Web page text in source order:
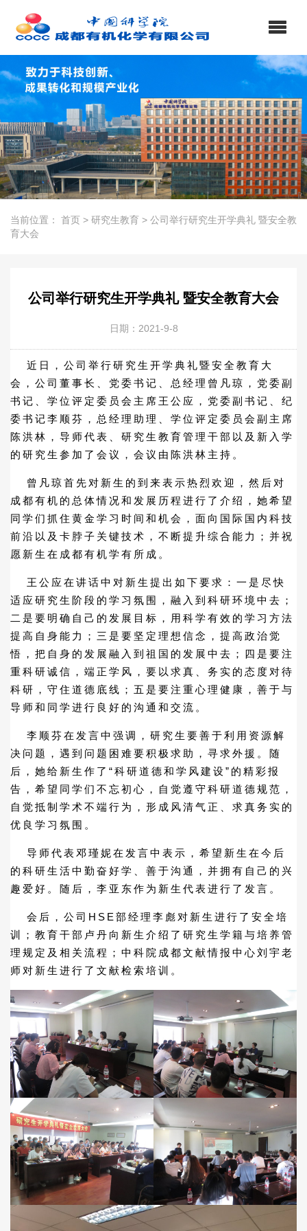
当前位置： 首页 > 研究生教育 > 公司举行研究生开学典礼 暨安全教
育大会
公司举行研究生开学典礼 暨安全教育大会
日期：2021-9-8
近日，公司举行研究生开学典礼暨安全教育大
会，公司董事长、党委书记、总经理曾凡琼，党委副
书记、学位评定委员会主席王公应，党委副书记、纪
委书记李顺芬，总经理助理、学位评定委员会副主席
陈洪林，导师代表、研究生教育管理干部以及新入学
的研究生参加了会议，会议由陈洪林主持。
曾凡琼首先对新生的到来表示热烈欢迎，然后对
成都有机的总体情况和发展历程进行了介绍，她希望
同学们抓住黄金学习时间和机会，面向国际国内科技
前沿以及卡脖子关键技术，不断提升综合能力；并祝
愿新生在成都有机学有所成。
王公应在讲话中对新生提出如下要求：一是尽快
适应研究生阶段的学习氛围，融入到科研环境中去；
二是要明确自己的发展目标，用科学有效的学习方法
提高自身能力；三是要坚定理想信念，提高政治觉
悟，把自身的发展融入到祖国的发展中去；四是要注
重科研诚信，端正学风，要以求真、务实的态度对待
科研，守住道德底线；五是要注重心理健康，善于与
导师和同学进行良好的沟通和交流。
李顺芬在发言中强调，研究生要善于利用资源解
决问题，遇到问题困难要积极求助，寻求外援。随
后，她给新生作了“科研道德和学风建设”的精彩报
告，希望同学们不忘初心，自觉遵守科研道德规范，
自觉抵制学术不端行为，形成风清气正、求真务实的
优良学习氛围。
导师代表邓瑾妮在发言中表示，希望新生在今后
的科研生活中勤奋好学、善于沟通，并拥有自己的兴
趣爱好。随后，李亚东作为新生代表进行了发言。
会后，公司HSE部经理李彪对新生进行了安全培
训；教育干部卢丹向新生介绍了研究生学籍与培养管
理规定及相关流程；中科院成都文献情报中心刘宇老
师对新生进行了文献检索培训。